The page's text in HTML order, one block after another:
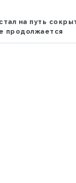
на путь
продолжается